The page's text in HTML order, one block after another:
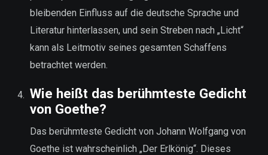
bleibenden Einfluss auf die deutsche Sprache und
Literatur hinterlassen, und sein Streben nach „Licht“
kann als Leitmotiv seines gesamten Schaffens
betrachtet werden.
Wie heißt das berühmteste Gedicht
von Goethe?
Das berühmteste Gedicht von Johann Wolfgang von
Goethe ist wahrscheinlich „Der Erlkönig“. Dieses